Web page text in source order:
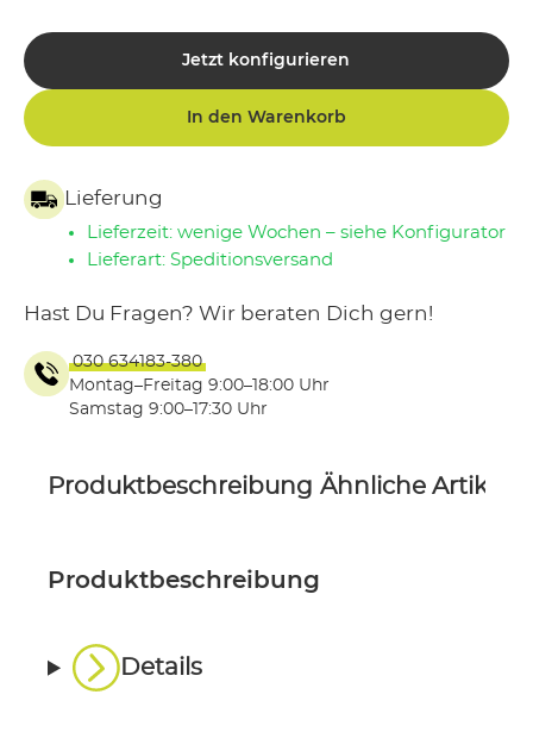
Jetzt konfigurieren
In den Warenkorb
Lieferung
Lieferzeit: wenige Wochen – siehe Konfigurator
Lieferart: Speditionsversand
Hast Du Fragen? Wir beraten Dich gern!
030 634183-380
Montag–Freitag 9:00–18:00 Uhr
Samstag 9:00–17:30 Uhr
Produktbeschreibung Ähnliche Artikel
Produktbeschreibung
Details